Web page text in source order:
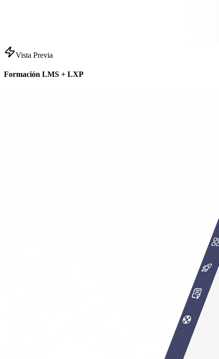
Vista Previa
Formación LMS + LXP